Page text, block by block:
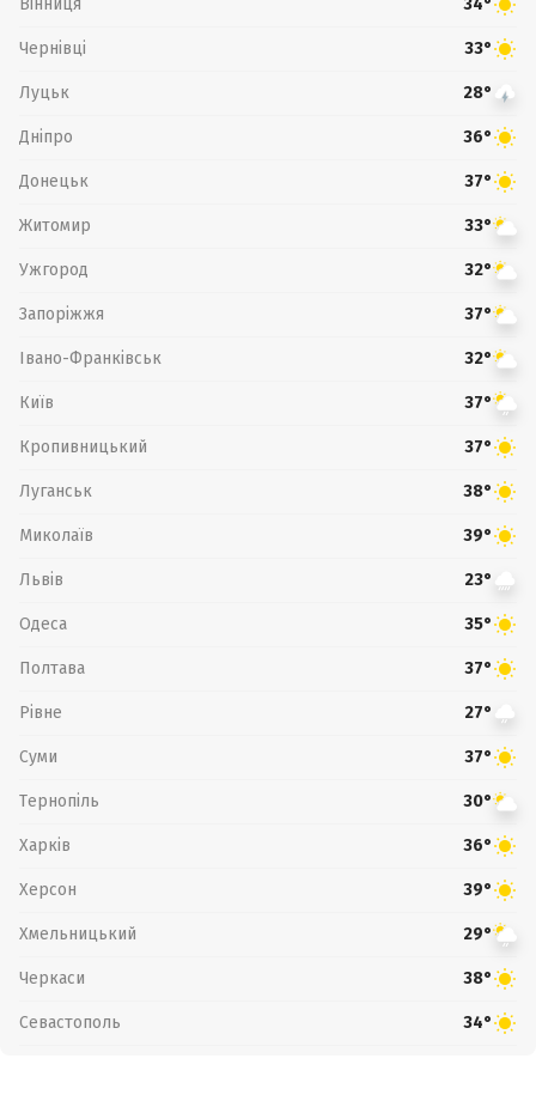
34°
Чернівці 33°
Луцьк 28°
Дніпро 36°
Донецьк 37°
Житомир 33°
Ужгород 32°
Запоріжжя 37°
Івано-Франківськ 32°
Київ 37°
Кропивницький 37°
Луганськ 38°
Миколаїв 39°
Львів 23°
Одеса 35°
Полтава 37°
Рівне 27°
Суми 37°
Тернопіль 30°
Харків 36°
Херсон 39°
Хмельницький 29°
Черкаси 38°
Севастополь 34°